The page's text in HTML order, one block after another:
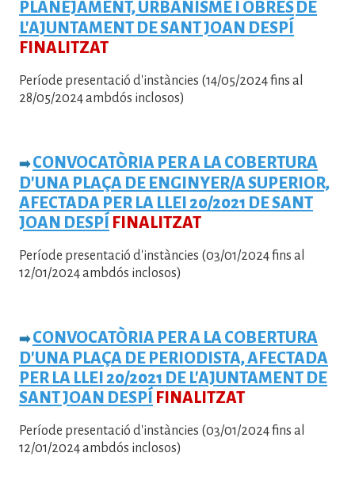
PLANEJAMENT, URBANISME I OBRES DE
L'AJUNTAMENT DE SANT JOAN DESPÍ
FINALITZAT
Període presentació d'instàncies (14/05/2024 fins al
28/05/2024 ambdós inclosos)
➡️CONVOCATÒRIA PER A LA COBERTURA
D'UNA PLAÇA DE ENGINYER/A SUPERIOR,
AFECTADA PER LA LLEI 20/2021 DESANT
JOAN DESPÍ
FINALITZAT
Període presentació d'instàncies (03/01/2024 fins al
12/01/2024 ambdós inclosos)
➡️CONVOCATÒRIA PER A LA COBERTURA
D'UNA PLAÇA DE PERIODISTA,AFECTADA
PER LA LLEI 20/2021 DE L'AJUNTAMENT DE
SANT JOAN DESPÍ
FINALITZAT
Període presentació d'instàncies (03/01/2024 fins al
12/01/2024 ambdós inclosos)